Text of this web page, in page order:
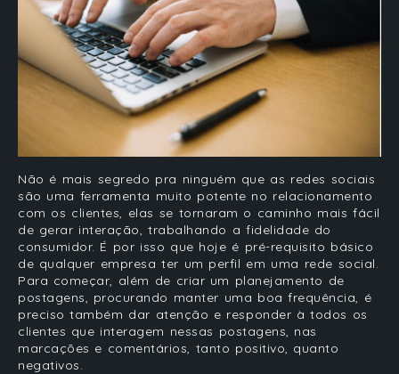
Não é mais segredo pra ninguém que as redes sociais
são uma ferramenta muito potente no relacionamento
com os clientes, elas se tornaram o caminho mais fácil
de gerar interação, trabalhando a fidelidade do
consumidor. É por isso que hoje é pré-requisito básico
de qualquer empresa ter um perfil em uma rede social.
Para começar, além de criar um planejamento de
postagens, procurando manter uma boa frequência, é
preciso também dar atenção e responder à todos os
clientes que interagem nessas postagens, nas
marcações e comentários, tanto positivo, quanto
negativos.